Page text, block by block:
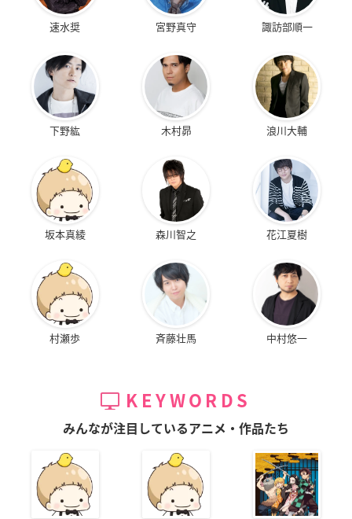
速水奨 宮野真守 諏訪部順一
下野紘 木村昴 浪川大輔
坂本真綾 森川智之 花江夏樹
村瀬歩 斉藤壮馬 中村悠一
KEYWORDS
みんなが注目しているアニメ・作品たち